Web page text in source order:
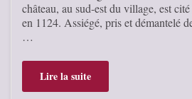
château, au sud-est du village, est
en 1124. Assiégé, pris et démantelé
…
Lire la suite